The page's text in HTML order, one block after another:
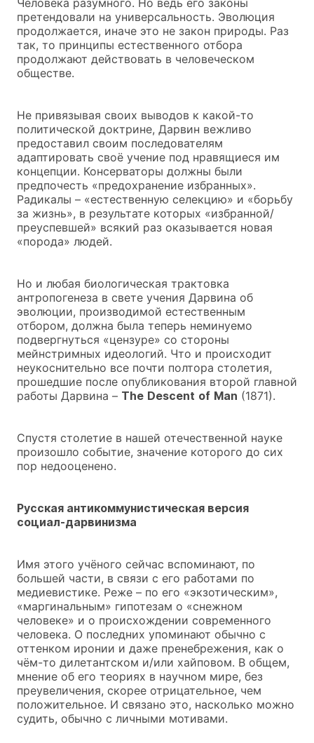
претендовали на универсальность. Эволюция
продолжается, иначе это не закон природы. Раз
так, то принципы естественного отбора
продолжают действовать в человеческом
обществе.
Не привязывая своих выводов к какой-то
политической доктрине, Дарвин вежливо
предоставил своим последователям
адаптировать своё учение под нравящиеся им
концепции. Консерваторы должны были
предпочесть «предохранение избранных».
Радикалы – «естественную селекцию» и «борьбу
за жизнь», в результате которых «избранной/
преуспевшей» всякий раз оказывается новая
«порода» людей.
Но и любая биологическая трактовка
антропогенеза в свете учения Дарвина об
эволюции, производимой естественным
отбором, должна была теперь неминуемо
подвергнуться «цензуре» со стороны
мейнстримных идеологий. Что и происходит
неукоснительно все почти полтора столетия,
прошедшие после опубликования второй главной
работы Дарвина – The Descent of Man (1871).
Спустя столетие в нашей отечественной науке
произошло событие, значение которого до сих
пор недооценено.
Русская антикоммунистическая версия
социал-дарвинизма
Имя этого учёного сейчас вспоминают, по
большей части, в связи с его работами по
медиевистике. Реже – по его «экзотическим»,
«маргинальным» гипотезам о «снежном
человеке» и о происхождении современного
человека. О последних упоминают обычно с
оттенком иронии и даже пренебрежения, как о
чём-то дилетантском и/или хайповом. В общем,
мнение об его теориях в научном мире, без
преувеличения, скорее отрицательное, чем
положительное. И связано это, насколько можно
судить, обычно с личными мотивами.